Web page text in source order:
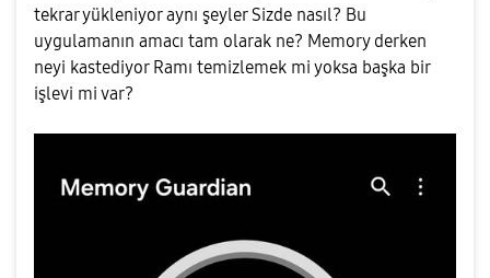
tekrar yükleniyor aynı şeyler Sizde nasıl? Bu
uygulamanın amacı tam olarak ne? Memory derken
neyi kastediyor Ramı temizlemek mi yoksa başka bir
işlevi mi var?